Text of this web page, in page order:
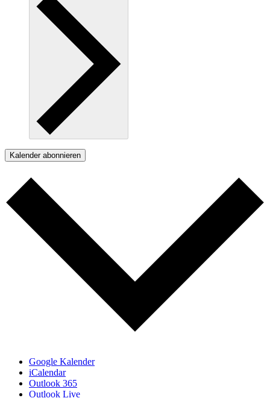
Kalender abonnieren
Google Kalender
iCalendar
Outlook 365
Outlook Live